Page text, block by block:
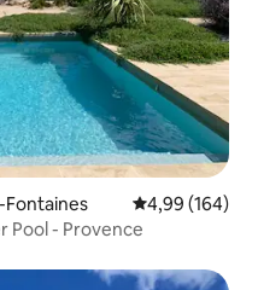
4,99 (164)
Pool - Provence